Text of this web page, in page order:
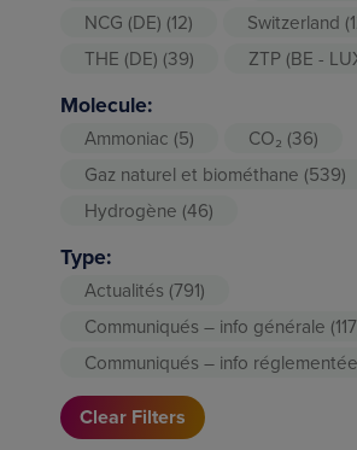
NCG (DE) (12) Switzerland
THE (DE) (39) ZTP (BE -
Molecule:
Ammoniac (5) CO₂ (36)
Gaz naturel et biométhane (539)
Hydrogène (46)
Type:
Actualités (791)
Communiqués – info générale
Communiqués – info réglementée
Clear Filters